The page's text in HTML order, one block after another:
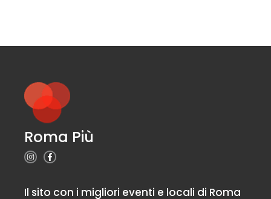
Roma Più
Il sito con i migliori eventi e locali di Roma